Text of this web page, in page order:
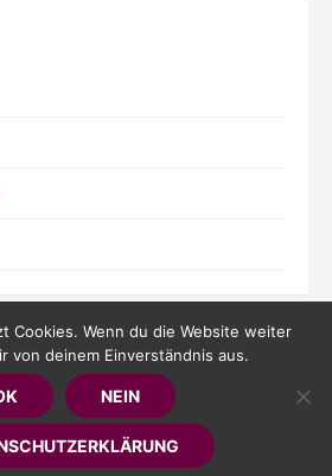
Kathrineverdeen
/ Theme by Design Lab
Cookies. Wenn du die Website weiter
von deinem Einverständnis aus.
NEIN